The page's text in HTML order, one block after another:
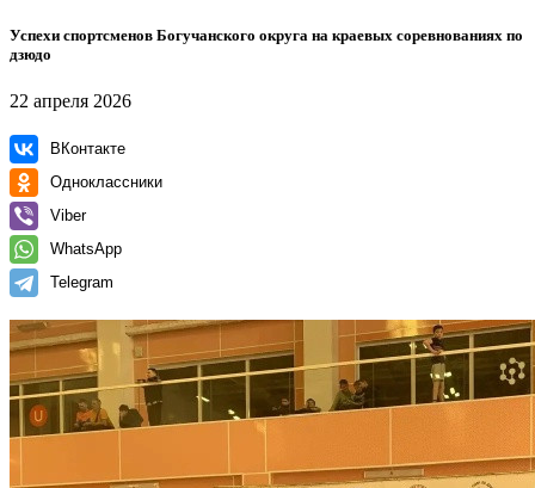
Успехи спортсменов Богучанского округа на краевых соревнованиях по
дзюдо
22 апреля 2026
ВКонтакте
Одноклассники
Viber
WhatsApp
Telegram